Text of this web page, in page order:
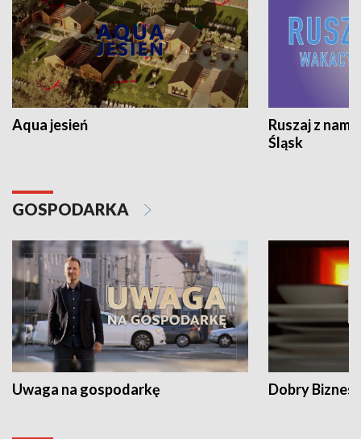
Aqua jesień
Ruszaj z
Śląsk
GOSPODARKA
Uwaga na gospodarkę Dobry Biznes